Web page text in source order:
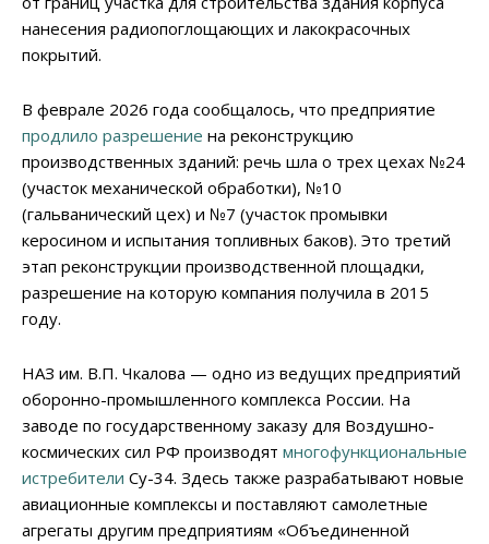
нанесения радиопоглощающих и лакокрасочных
покрытий.
В феврале 2026 года сообщалось, что предприятие
продлило разрешение на реконструкцию
производственных зданий: речь шла о трех цехах №24
(участок механической обработки), №10
(гальванический цех) и №7 (участок промывки
керосином и испытания топливных баков). Это третий
этап реконструкции производственной площадки,
разрешение на которую компания получила в 2015
году.
НАЗ им. В.П. Чкалова — одно из ведущих предприятий
оборонно-промышленного комплекса России. На
заводе по государственному заказу для Воздушно-
космических сил РФ производят многофункциональные
истребители Су-34. Здесь также разрабатывают новые
авиационные комплексы и поставляют самолетные
агрегаты другим предприятиям «Объединенной